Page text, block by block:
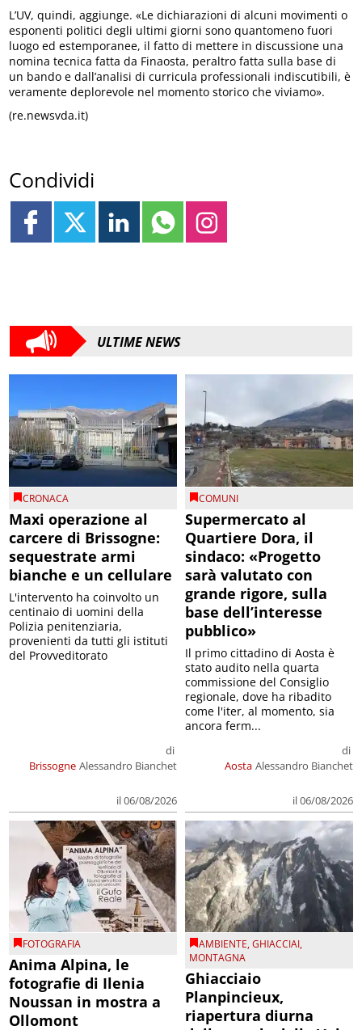
L’UV, quindi, aggiunge. «Le dichiarazioni di alcuni movimenti o
esponenti politici degli ultimi giorni sono quantomeno fuori
luogo ed estemporanee, il fatto di mettere in discussione una
nomina tecnica fatta da Finaosta, peraltro fatta sulla base di
un bando e dall’analisi di curricula professionali indiscutibili, è
veramente deplorevole nel momento storico che viviamo».
(re.newsvda.it)
Condividi
ULTIME NEWS
CRONACA
Maxi operazione al
carcere di Brissogne:
sequestrate armi
bianche e un cellulare
Brissogne
di
Alessandro Bianchet
il 06/08/2026
L'intervento ha coinvolto un
centinaio di uomini della
Polizia penitenziaria,
provenienti da tutti gli istituti
del Provveditorato
COMUNI
Supermercato al
Quartiere Dora, il
sindaco: «Progetto
sarà valutato con
grande rigore, sulla
base dell’interesse
pubblico»
Aosta
di
Alessandro Bianchet
il 06/08/2026
Il primo cittadino di Aosta è
stato audito nella quarta
commissione del Consiglio
regionale, dove ha ribadito
come l'iter, al momento, sia
ancora ferm...
FOTOGRAFIA
Anima Alpina, le
fotografie di Ilenia
Noussan in mostra a
Ollomont
AMBIENTE,GHIACCIAI,
MONTAGNA
Ghiacciaio
Planpincieux,
riapertura diurna